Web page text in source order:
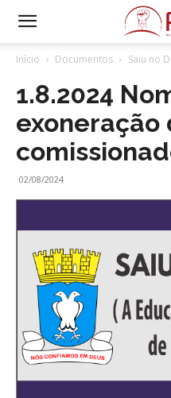
Início Documentos Saiu no
1.8.2024
exoneração
02/08/2024